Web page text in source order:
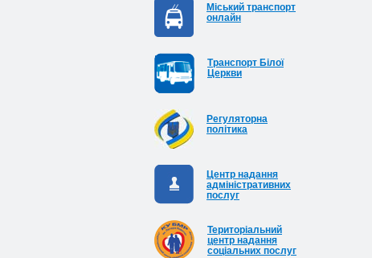
Міський транспорт
онлайн
Транспорт Білої
Церкви
Регуляторна
політика
Центр надання
адміністративних
послуг
Територіальний
центр надання
соціальних послуг